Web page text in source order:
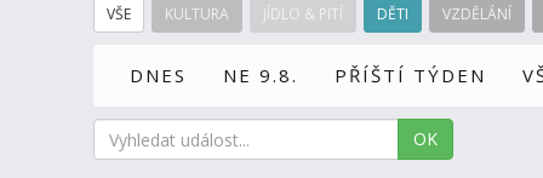
VŠE KULTURA JÍDLO & PITÍ DĚTI VZDĚLÁNÍ
DNES NE 9.8. PŘÍŠTÍ TÝDEN
OK